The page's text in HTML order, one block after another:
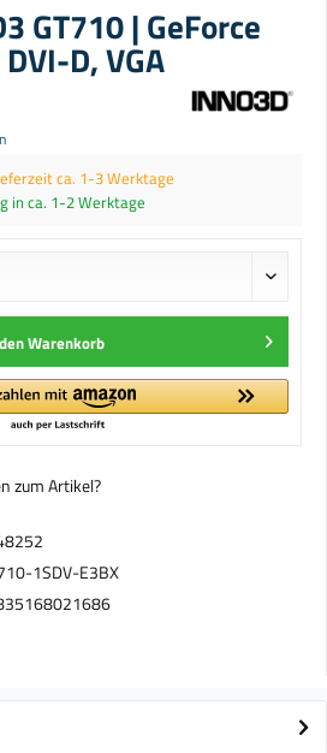
GT710 | GeForce
D, VGA
ca. 1-3 Werktage
in ca. 1-2 Werktage
Warenkorb
zum Artikel?
1SDV-E3BX